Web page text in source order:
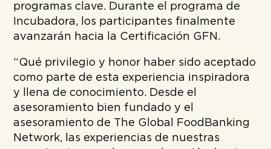
programas clave. Durante el programa de
Incubadora, los participantes finalmente
avanzarán hacia la Certificación GFN.
“Qué privilegio y honor haber sido aceptado
como parte de esta experiencia inspiradora
y llena de conocimiento. Desde el
asesoramiento bien fundado y el
asesoramiento de The Global FoodBanking
Network, las experiencias de nuestras